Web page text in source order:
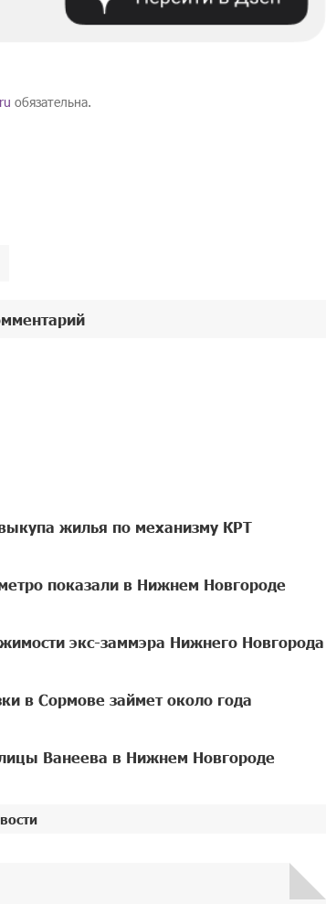
обязательна.
жилья по механизму КРТ
показали в Нижнем Новгороде
экс-заммэра Нижнего Новгорода
в Сормове займет около года
Ванеева в Нижнем Новгороде